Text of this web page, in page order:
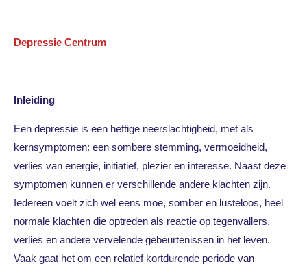
Depressie Centrum
Inleiding
Een depressie is een heftige neerslachtigheid, met als
kernsymptomen: een sombere stemming, vermoeidheid,
verlies van energie, initiatief, plezier en interesse. Naast deze
symptomen kunnen er verschillende andere klachten zijn.
Iedereen voelt zich wel eens moe, somber en lusteloos, heel
normale klachten die optreden als reactie op tegenvallers,
verlies en andere vervelende gebeurtenissen in het leven.
Vaak gaat het om een relatief kortdurende periode van